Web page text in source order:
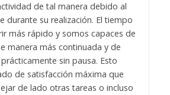
de tal manera debido al
durante su realización. El tiempo
más rápido y somos capaces de
manera más continuada y de
sin pausa. Esto
de satisfacción máxima que
de lado otras tareas o incluso